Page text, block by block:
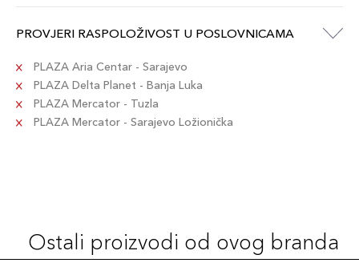
PROVJERI RASPOLOŽIVOST U POSLOVNICAMA
PLAZA Aria Centar - Sarajevo
PLAZA Delta Planet - Banja Luka
PLAZA Mercator - Tuzla
PLAZA Mercator - Sarajevo Ložionička
Ostali proizvodi od ovog branda